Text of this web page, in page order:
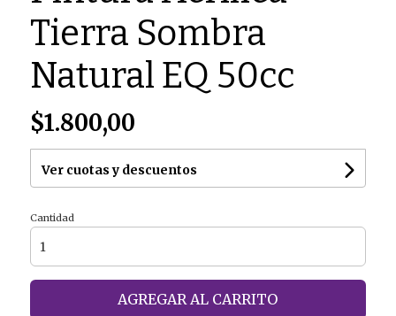
Tierra Sombra
Natural EQ 50cc
$1.800,00
Ver cuotas y descuentos
Cantidad
AGREGAR AL CARRITO